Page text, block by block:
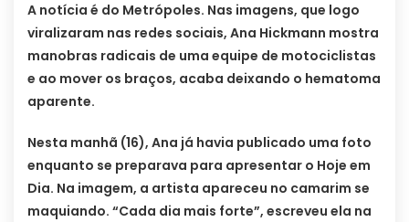
A notícia é do Metrópoles. Nas imagens, que logo
viralizaram nas redes sociais, Ana Hickmann mostra
manobras radicais de uma equipe de motociclistas
e ao mover os braços, acaba deixando o hematoma
aparente.
Nesta manhã (16), Ana já havia publicado uma foto
enquanto se preparava para apresentar o Hoje em
Dia. Na imagem, a artista apareceu no camarim se
maquiando. “Cada dia mais forte”, escreveu ela na